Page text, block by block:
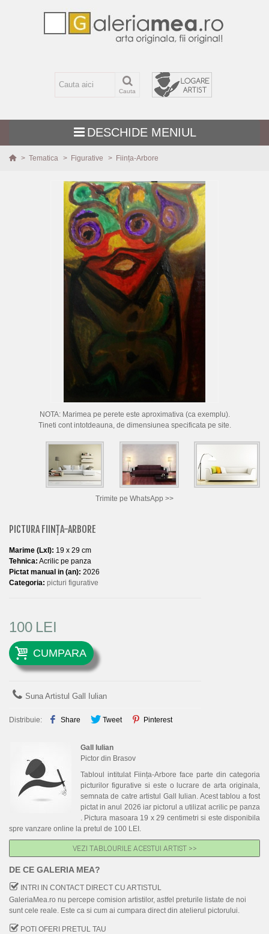
Cauta
DESCHIDE MENIUL
CUM CUMPAR TABLOURI
> Tematica > Figurative > Ființa-Arbore
NOTA: Marimea pe perete este aproximativa (ca exemplu).
Tineti cont intotdeauna, de dimensiunea specificata pe site.
Trimite pe WhatsApp >>
PICTURA FIINȚA-ARBORE
Marime (LxI): 19 x 29 cm
Tehnica: Acrilic pe panza
Pictat manual in (an): 2026
Categoria: picturi figurative
100 LEI
CUMPARA
Suna Artistul Gall Iulian
Distribuie: Share Tweet Pinterest
Gall Iulian
Pictor din Brasov
Tabloul intitulat Ființa-Arbore face parte din categoria
picturilor figurative si este o lucrare de arta originala,
semnata de catre artistul Gall Iulian. Acest tablou a fost
pictat in anul 2026 iar pictorul a utilizat acrilic pe panza
. Pictura masoara 19 x 29 centimetri si este disponibila
spre vanzare online la pretul de 100 LEI.
VEZI TABLOURILE ACESTUI ARTIST >>
DE CE GALERIA MEA?
INTRI IN CONTACT DIRECT CU ARTISTUL
GaleriaMea.ro nu percepe comision artistilor, astfel preturile listate de noi
sunt cele reale. Este ca si cum ai cumpara direct din atelierul pictorului.
POTI OFERI PRETUL TAU